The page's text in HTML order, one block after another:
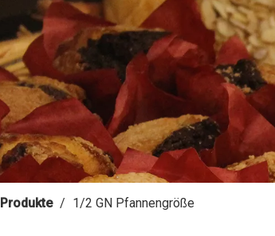
Produkte / 1/2 GN Pfannengröße